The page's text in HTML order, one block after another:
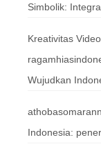
Simbolik:
Kreativitas
Wujudkan
Indonesia: